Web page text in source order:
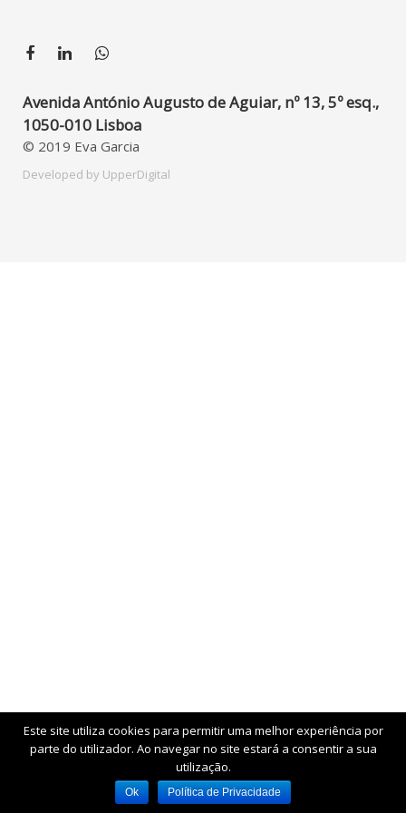
Avenida António Augusto de Aguiar, nº 13, 5º esq.,
1050-010 Lisboa
© 2019 Eva Garcia
Developed by UpperDigital
Este site utiliza cookies para permitir uma melhor experiência por
parte do utilizador. Ao navegar no site estará a consentir a sua
utilização.
Ok Política de Privacidade